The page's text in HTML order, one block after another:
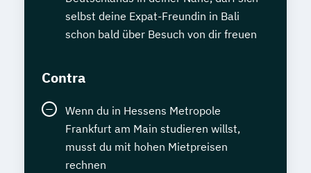
selbst deine Expat-Freundin in Bali
schon bald über Besuch von dir freuen
Contra
Wenn du in Hessens Metropole
Frankfurt am Main studieren willst,
musst du mit hohen Mietpreisen
rechnen